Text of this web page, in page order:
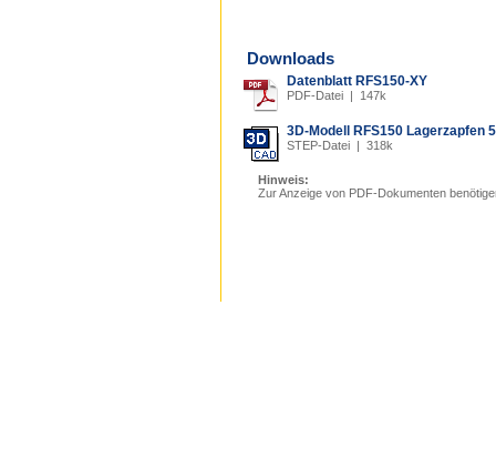
Downloads
Datenblatt RFS150-XY
PDF-Datei | 147k
3D-Modell RFS150 Lagerzapfen
STEP-Datei | 318k
Hinweis:
Zur Anzeige von PDF-Dokumenten